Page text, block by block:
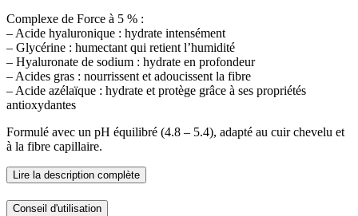
Complexe de Force à 5 % :
– Acide hyaluronique : hydrate intensément
– Glycérine : humectant qui retient l’humidité
– Hyaluronate de sodium : hydrate en profondeur
– Acides gras : nourrissent et adoucissent la fibre
– Acide azélaïque : hydrate et protège grâce à ses propriétés
antioxydantes
Formulé avec un pH équilibré (4.8 – 5.4), adapté au cuir chevelu et
à la fibre capillaire.
Lire la description complète
Conseil d'utilisation